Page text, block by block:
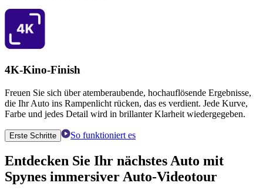
4K-Kino-Finish
Freuen Sie sich über atemberaubende, hochauflösende Ergebnisse,
die Ihr Auto ins Rampenlicht rücken, das es verdient. Jede Kurve,
Farbe und jedes Detail wird in brillanter Klarheit wiedergegeben.
Erste Schritte So funktioniert es
Entdecken Sie Ihr nächstes Auto mit
Spynes immersiverAuto-Videotour